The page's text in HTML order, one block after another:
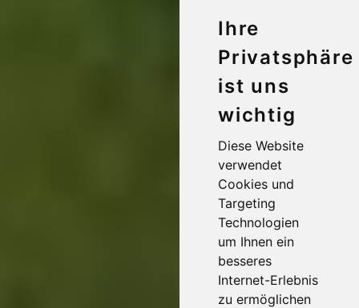
Ihre
Privatsphäre
ist uns
wichtig
Diese Website
verwendet
Cookies und
Targeting
Technologien
um Ihnen ein
besseres
Internet-Erlebnis
zu ermöglichen